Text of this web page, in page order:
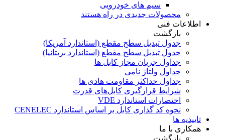
سیم های خودرویی
محصولات جدیدی در راه ھستند
اطلاعات فنی
بازگشت
جدول تبدیل سطح مقطع (استاندارد آمریکا)
جدول تبدیل سطح مقطع (استاندارد بریتانیا)
جداول جریان مجاز کابل ها
جداول ولتاژ نامی
جداول حداکثر مقاومت هادی ها
شرایط قرارگیری کابل‌های قدرت
اختصارات استاندارد VDE
نحوه کد گذاری کابل بر اساس استاندارد CENELEC
تاییدیه ها
همکاری با ما
بازگشت